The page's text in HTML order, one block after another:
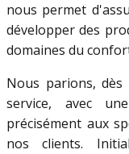
nous permet
développer des
domaines du
Nous parions,
service, avec
précisément aux
nos clients.